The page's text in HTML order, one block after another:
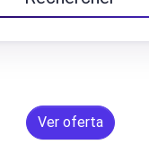
Ver oferta